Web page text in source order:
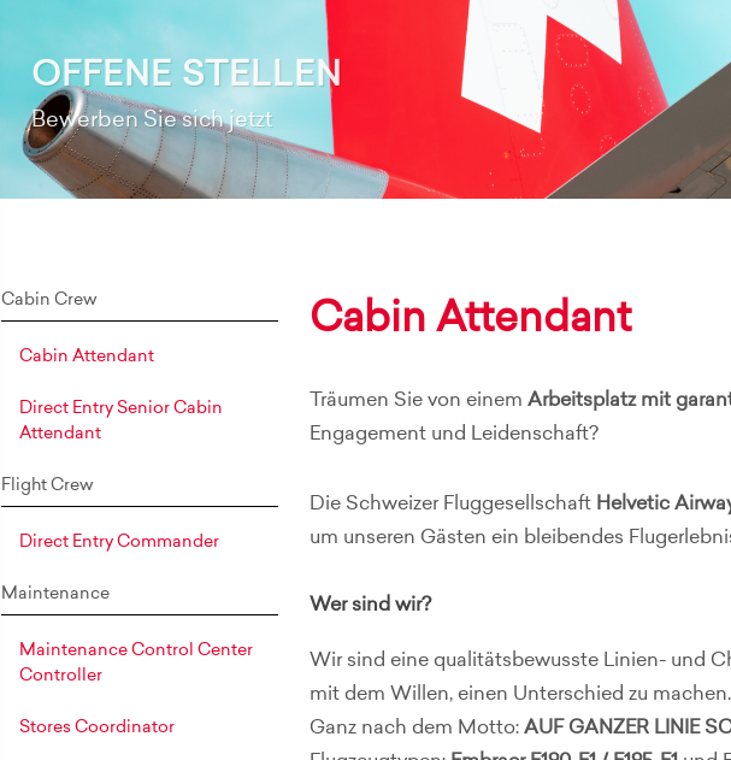
OFFENE STELLEN
Bewerben Sie sich jetzt
Cabin Crew
Cabin Attendant
Direct Entry Senior Cabin
Attendant
Flight Crew
Direct Entry Commander
Maintenance
Maintenance Control Center
Controller
Stores Coordinator
Cabin Attendant
Träumen Sie von einem Arbeitsplatz mit
Engagement und Leidenschaft?
Die Schweizer Fluggesellschaft Helvetic
um unseren Gästen ein bleibendes
Wer sind wir?
Wir sind eine qualitätsbewusste Linien- und
mit dem Willen, einen Unterschied zu machen.
Ganz nach dem Motto: AUF GANZER LINIE